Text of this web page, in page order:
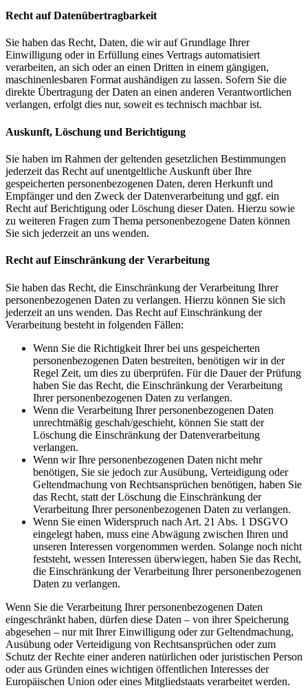
Recht auf Daten­übertrag­barkeit
Sie haben das Recht, Daten, die wir auf Grundlage Ihrer
Einwilligung oder in Erfüllung eines Vertrags automatisiert
verarbeiten, an sich oder an einen Dritten in einem gängigen,
maschinenlesbaren Format aushändigen zu lassen. Sofern Sie die
direkte Übertragung der Daten an einen anderen Verantwortlichen
verlangen, erfolgt dies nur, soweit es technisch machbar ist.
Auskunft, Löschung und Berichtigung
Sie haben im Rahmen der geltenden gesetzlichen Bestimmungen
jederzeit das Recht auf unentgeltliche Auskunft über Ihre
gespeicherten personenbezogenen Daten, deren Herkunft und
Empfänger und den Zweck der Datenverarbeitung und ggf. ein
Recht auf Berichtigung oder Löschung dieser Daten. Hierzu sowie
zu weiteren Fragen zum Thema personenbezogene Daten können
Sie sich jederzeit an uns wenden.
Recht auf Einschränkung der Verarbeitung
Sie haben das Recht, die Einschränkung der Verarbeitung Ihrer
personenbezogenen Daten zu verlangen. Hierzu können Sie sich
jederzeit an uns wenden. Das Recht auf Einschränkung der
Verarbeitung besteht in folgenden Fällen:
Wenn Sie die Richtigkeit Ihrer bei uns gespeicherten
personenbezogenen Daten bestreiten, benötigen wir in der
Regel Zeit, um dies zu überprüfen. Für die Dauer der Prüfung
haben Sie das Recht, die Einschränkung der Verarbeitung
Ihrer personenbezogenen Daten zu verlangen.
Wenn die Verarbeitung Ihrer personenbezogenen Daten
unrechtmäßig geschah/geschieht, können Sie statt der
Löschung die Einschränkung der Datenverarbeitung
verlangen.
Wenn wir Ihre personenbezogenen Daten nicht mehr
benötigen, Sie sie jedoch zur Ausübung, Verteidigung oder
Geltendmachung von Rechtsansprüchen benötigen, haben Sie
das Recht, statt der Löschung die Einschränkung der
Verarbeitung Ihrer personenbezogenen Daten zu verlangen.
Wenn Sie einen Widerspruch nach Art. 21 Abs. 1 DSGVO
eingelegt haben, muss eine Abwägung zwischen Ihren und
unseren Interessen vorgenommen werden. Solange noch nicht
feststeht, wessen Interessen überwiegen, haben Sie das Recht,
die Einschränkung der Verarbeitung Ihrer personenbezogenen
Daten zu verlangen.
Wenn Sie die Verarbeitung Ihrer personenbezogenen Daten
eingeschränkt haben, dürfen diese Daten – von ihrer Speicherung
abgesehen – nur mit Ihrer Einwilligung oder zur Geltendmachung,
Ausübung oder Verteidigung von Rechtsansprüchen oder zum
Schutz der Rechte einer anderen natürlichen oder juristischen Person
oder aus Gründen eines wichtigen öffentlichen Interesses der
Europäischen Union oder eines Mitgliedstaats verarbeitet werden.